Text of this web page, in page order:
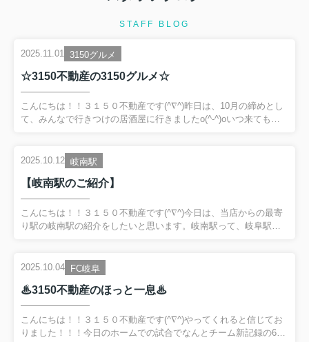
STAFF BLOG
2025.11.01 3150グルメ
☆3150不動産の3150グルメ☆
こんにちは！！３１５０不動産です(^∇^)昨日は、10月の締めとし
て、みんなで行きつけの居酒屋に行きましたo(^-^)oいつ来てもお
月ですが、おいしいものを食べたので頑張りますv(^_^)vそれで
は、今月もたくさんのご来店お待ちしておりますm(_ _ )m
2025.10.12 岐南駅
【岐南駅のご紹介】
こんにちは！！３１５０不動産です(^∇^)今日は、当店からの最寄
り駅の岐南駅の紹介をしたいと思います。岐南駅って、岐阜駅周
ん。しかし名鉄岐阜駅まで約６分、笠松駅まで約２分と意外にも
便利なんです！！しかも、岐南駅の東側にはスーパー銭湯、スー
パー、コンビニ、薬局が徒歩圏内にあって、生活もしやすい環境
なんです(ﾉ´▽｀)ﾉ※西側が不便な訳ではありません。知る人ぞ知
る、岐南駅の便利さ(￣□￣;)!!現在、岐南駅徒歩圏内に、新築物件
が建築中であったり、良い物件の空き情報等色々出てお...
2025.10.04 FC岐阜
♨3150不動産のほっと一息♨
こんにちは！！３１５０不動産です(^∇^)やってくれると信じてお
りました！！！今日のホームでの試合でなんとチーム新記録の6連